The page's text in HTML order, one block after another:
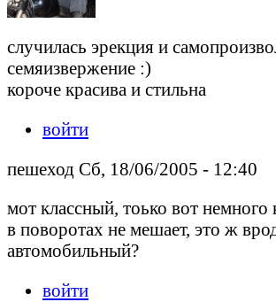
случилась эрекция и
семяизвержение :)
короче красива и стильна
войти
пешеход Сб, 18/06/2005 - 12:40
мот классный, тоько вот немного
в поворотах не мешает, это ж
автомобильный?
войти